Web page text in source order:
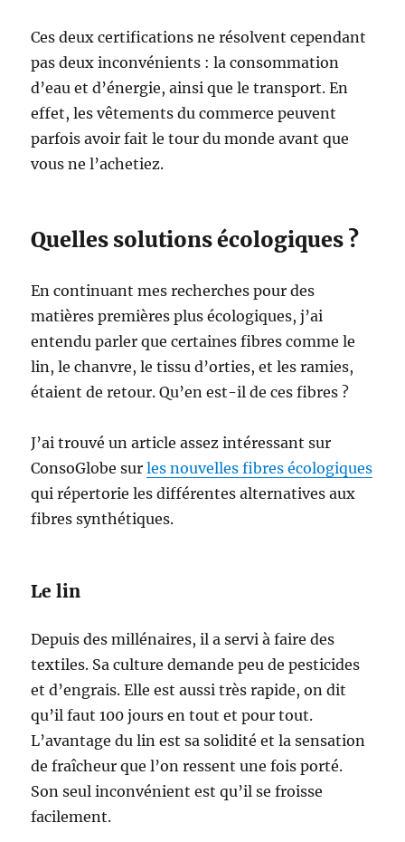
Ces deux certifications ne résolvent cependant
pas deux inconvénients : la consommation
d’eau et d’énergie, ainsi que le transport. En
effet, les vêtements du commerce peuvent
parfois avoir fait le tour du monde avant que
vous ne l’achetiez.
Quelles solutions écologiques ?
En continuant mes recherches pour des
matières premières plus écologiques, j’ai
entendu parler que certaines fibres comme le
lin, le chanvre, le tissu d’orties, et les ramies,
étaient de retour. Qu’en est-il de ces fibres ?
J’ai trouvé un article assez intéressant sur
ConsoGlobe surles nouvelles fibres écologiques
qui répertorie les différentes alternatives aux
fibres synthétiques.
Le lin
Depuis des millénaires, il a servi à faire des
textiles. Sa culture demande peu de pesticides
et d’engrais. Elle est aussi très rapide, on dit
qu’il faut 100 jours en tout et pour tout.
L’avantage du lin est sa solidité et la sensation
de fraîcheur que l’on ressent une fois porté.
Son seul inconvénient est qu’il se froisse
facilement.